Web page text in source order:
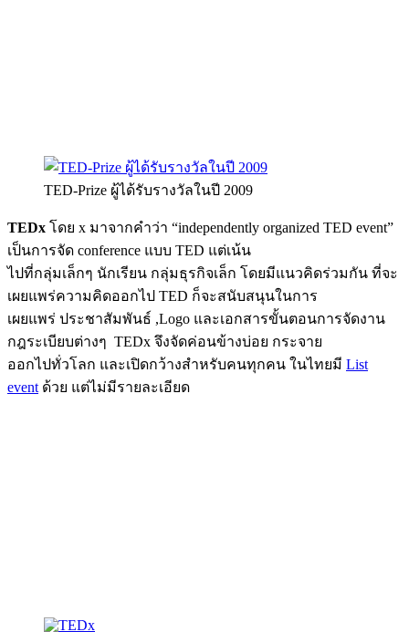
TED-Prize ผู้ได้รับรางวัลในปี 2009
TEDx โดย x มาจากคำว่า “independently organized TED event”
เป็นการจัด conference แบบ TED แต่เน้น
ไปที่กลุ่มเล็กๆ นักเรียน กลุ่มธุรกิจเล็ก โดยมีแนวคิดร่วมกัน ที่จะ
เผยแพร่ความคิดออกไป TED ก็จะสนับสนุนในการ
เผยแพร่ ประชาสัมพันธ์ ,Logo และเอกสารขั้นตอนการจัดงาน
กฎระเบียบต่างๆ TEDx จึงจัดค่อนข้างบ่อย กระจาย
ออกไปทั่วโลก และเปิดกว้างสำหรับคนทุกคน ในไทยมี List
event ด้วย แต่ไม่มีรายละเอียด